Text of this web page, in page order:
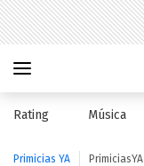
Rating Música
Primicias YA PrimiciasYA